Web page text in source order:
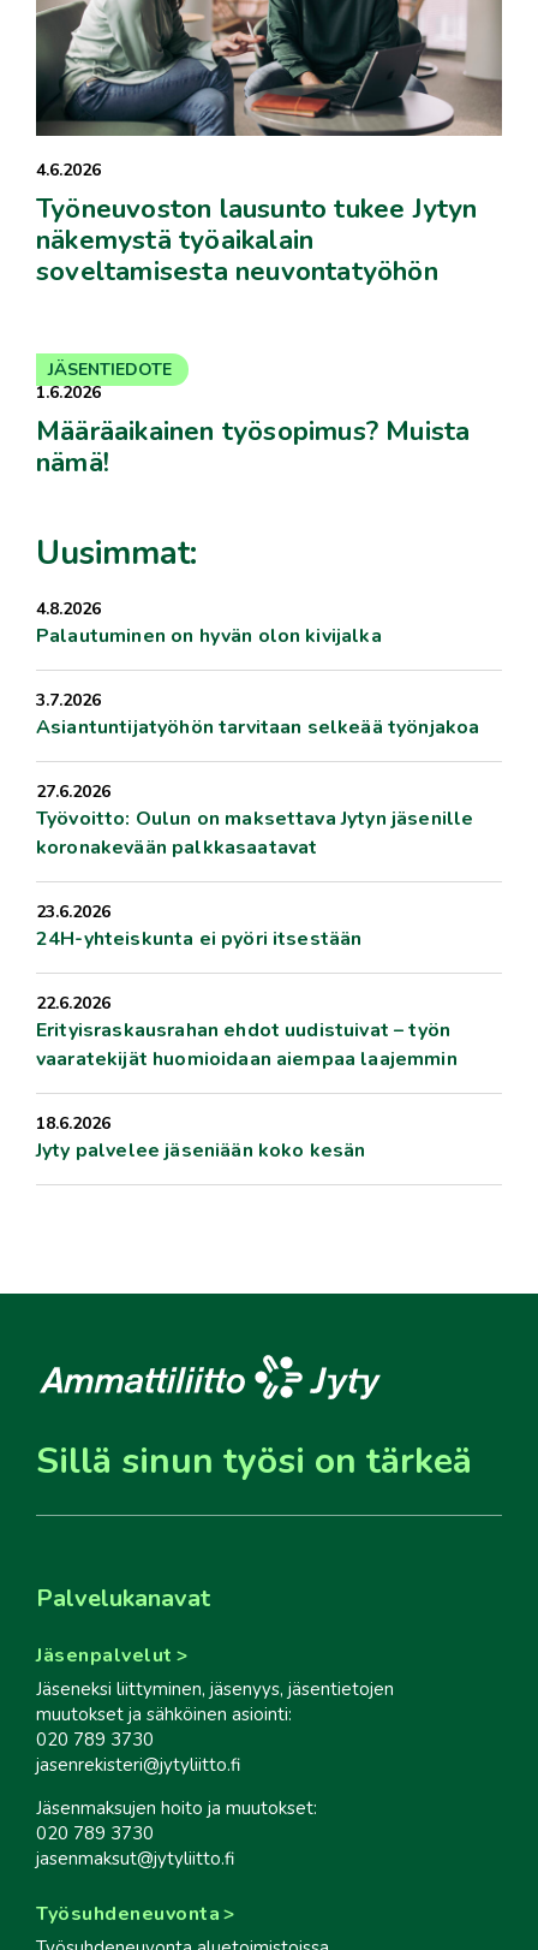
4.6.2026
Työneuvoston lausunto tukee Jytyn
näkemystä työaikalain
soveltamisesta neuvontatyöhön
1.6.2026
Määräaikainen työsopimus? Muista
nämä!
JÄSENTIEDOTE
Uusimmat:
4.8.2026
Palautuminen on hyvän olon kivijalka
3.7.2026
Asiantuntijatyöhön tarvitaan selkeää työnjakoa
27.6.2026
Työvoitto: Oulun on maksettava Jytyn jäsenille
koronakevään palkkasaatavat
23.6.2026
24H-yhteiskunta ei pyöri itsestään
22.6.2026
Erityisraskausrahan ehdot uudistuivat – työn
vaaratekijät huomioidaan aiempaa laajemmin
18.6.2026
Jyty palvelee jäseniään koko kesän
Sillä sinun työsi on tärkeä
Palvelukanavat
Jäsenpalvelut
Jäseneksi liittyminen, jäsenyys, jäsentietojen
muutokset ja sähköinen asiointi:
020 789 3730
jasenrekisteri@jytyliitto.fi
Jäsenmaksujen hoito ja muutokset:
020 789 3730
jasenmaksut@jytyliitto.fi
Työsuhdeneuvonta